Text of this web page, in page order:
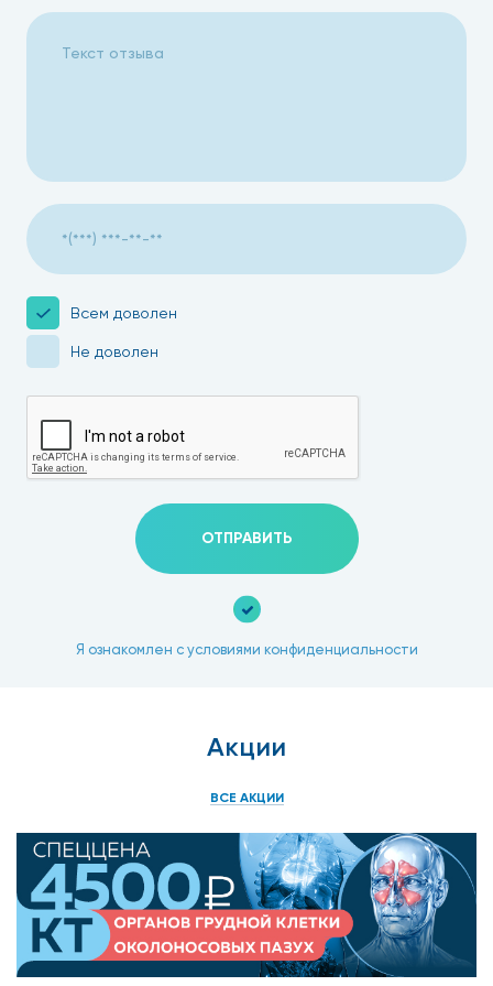
Всем доволен
Не доволен
ОТПРАВИТЬ
Я ознакомлен с условиями конфиденциальности
Акции
ВСЕ АКЦИИ